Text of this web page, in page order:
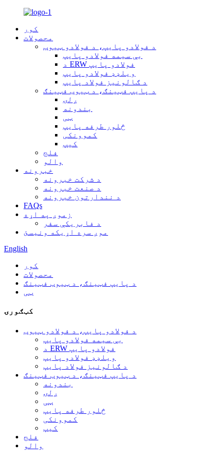
کور
محصولات
د فولادو پایپ، د فولادو ټیوب
بې سیمه فولادو پایپ
د ERW فولادو پایپ
ویلډډ فولادو پایپ
د ګالونیز فولاد پایپ
د پایپ فټینګ، د ټیوب فټینګ
ږلۍ
بندونه
ټی
څلور طرفه پایپ
کموونکی
کیپ
فلج
والو
خبرونه
د شرکت خبرونه
د صنعت خبرونه
د نندارتون خبرونه
FAQs
زموږ په اړه
د فابریکې سفر
موږ سره اړیکه ونیسئ
English
کور
محصولات
د پایپ فټینګ، د ټیوب فټینګ
ټی
کټګورۍ
د فولادو پایپ، د فولادو ټیوب
بې سیمه فولادو پایپ
د ERW فولادو پایپ
ویلډډ فولادو پایپ
د ګالونیز فولاد پایپ
د پایپ فټینګ، د ټیوب فټینګ
بندونه
ږلۍ
ټی
څلور طرفه پایپ
کموونکی
کیپ
فلج
والو